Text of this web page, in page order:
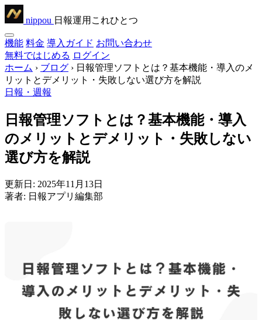
nippou 日報運用これひとつ
機能 料金 導入ガイド お問い合わせ
無料ではじめる ログイン
ホーム › ブログ › 日報管理ソフトとは？基本機能・導入のメ
リットとデメリット・失敗しない選び方を解説
日報・週報
日報管理ソフトとは？基本機能・導入
のメリットとデメリット・失敗しない
選び方を解説
更新日: 2025年11月13日
著者: 日報アプリ編集部